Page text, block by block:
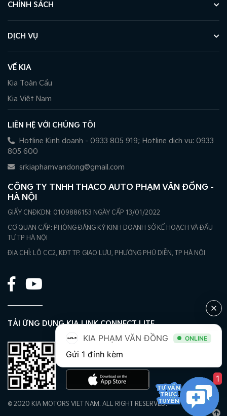
CHÍNH SÁCH
DỊCH VỤ
VỀ KIA
Kia Toàn Cầu
Kia Việt Nam
LIÊN HỆ VỚI CHÚNG TÔI
Hotline Kinh doanh - 0933 805 919; Hotline dịch vụ: 0933
805 600
srkiaphamvandong@gmail.com
CÔNG TY TNHH THACO AUTO PHẠM VĂN ĐỒNG -
HÀ NỘI
GIẤY CNĐKDN: 0109886153 NGÀY CẤP 13/01/2022
CƠ QUAN CẤP: PHÒNG ĐĂNG KÝ KINH DOANH SỞ KẾ HOẠCH VÀ ĐẦU
TƯ TP HÀ NỘI
ĐỊA CHỈ: LÔ CC2, KĐT TP. GIAO LƯU, PHƯỜNG PHÚ DIỄN, TP HÀ NỘI
TẢI ỨNG DỤNG KIA LINK CONNECT LITE
© 2020 KIA MOTORS VIET NAM. ALL RIGHT RESERVED.
KIA PHẠM VĂN ĐỒNG ONLINE
Gửi 1 đính kèm
1